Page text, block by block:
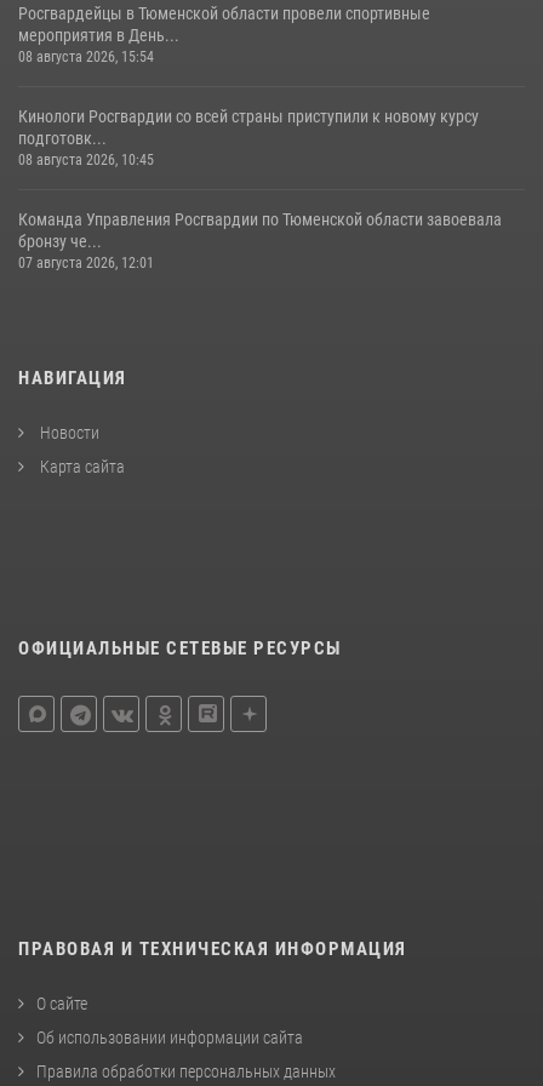
Росгвардейцы в Тюменской области провели спортивные
мероприятия в День...
08 августа 2026, 15:54
Кинологи Росгвардии со всей страны приступили к новому курсу
подготовк...
08 августа 2026, 10:45
Команда Управления Росгвардии по Тюменской области завоевала
бронзу че...
07 августа 2026, 12:01
НАВИГАЦИЯ
Новости
Карта сайта
ОФИЦИАЛЬНЫЕ СЕТЕВЫЕ РЕСУРСЫ
ПРАВОВАЯ И ТЕХНИЧЕСКАЯ ИНФОРМАЦИЯ
О сайте
Об использовании информации сайта
Правила обработки персональных данных